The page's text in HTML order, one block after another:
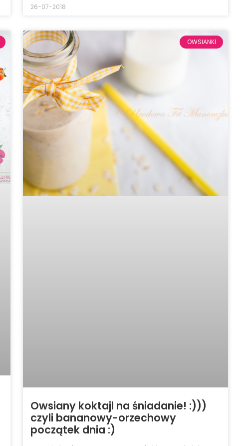
26-07-2018
OWSIANKI
Owsiany koktajl na śniadanie! :)))
czyli bananowy-orzechowy
początek dnia :)